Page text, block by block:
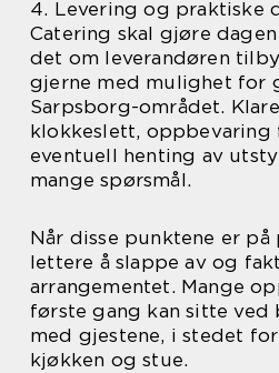
4. Levering og praktiske
Catering skal gjøre
det om leverandøren
gjerne med mulighet for
Sarpsborg-området.
klokkeslett, oppbevaring
eventuell henting av
mange spørsmål.
Når disse punktene er på
lettere å slappe av og
arrangementet. Mange
første gang kan sitte ved
med gjestene, i stedet
kjøkken og stue.